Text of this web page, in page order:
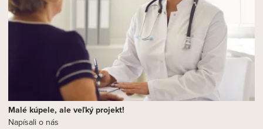
Malé kúpele, ale veľký projekt!
Napísali o nás